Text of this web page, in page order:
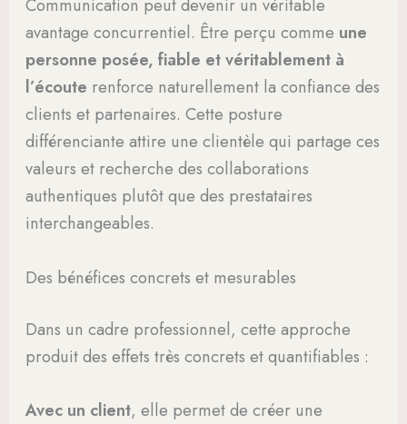
Communication peut devenir un véritable
avantage concurrentiel. Être perçu comme une
personne posée, fiable et véritablement à
l’écoute renforce naturellement la confiance des
clients et partenaires. Cette posture
différenciante attire une clientèle qui partage ces
valeurs et recherche des collaborations
authentiques plutôt que des prestataires
interchangeables.
Des bénéfices concrets et mesurables
Dans un cadre professionnel, cette approche
produit des effets très concrets et quantifiables :
Avec un client, elle permet de créer une